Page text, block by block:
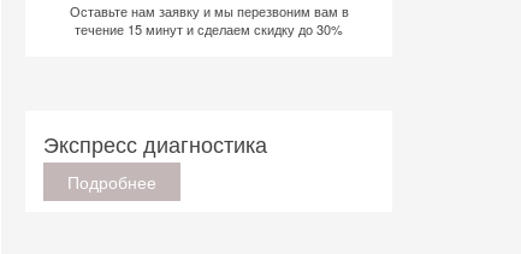
Оставьте нам заявку и мы перезвоним вам в
течение 15 минут и сделаем скидку до 30%
Экспресс диагностика
Подробнее